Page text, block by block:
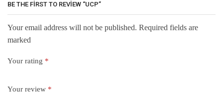
BE THE FIRST TO REVIEW “UCP”
Your email address will not be published. Required fields are
marked
Your rating *
Your review *